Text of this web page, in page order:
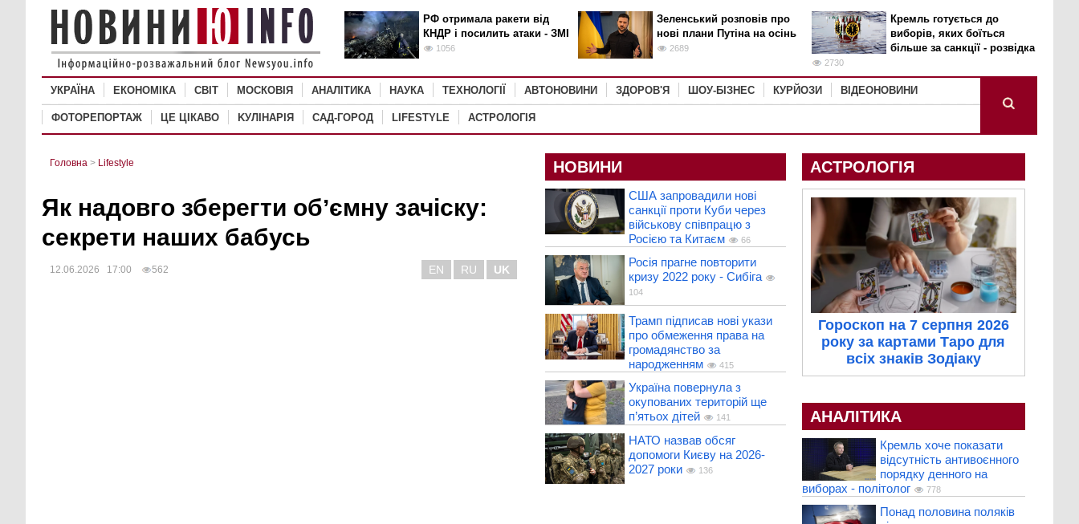
РФ отримала ракети від
КНДР і посилить атаки - ЗМІ
1056
Зеленський розповів про
нові плани Путіна на осінь
2689
Кремль готується до
виборів, яких боїться
більше за санкції - розвідка
2730
УКРАЇНА ЕКОНОМІКА СВІТ MОСКОВІЯ АНАЛІТИКА НАУКА ТЕХНОЛОГІЇ АВТОНОВИНИ ЗДОРОВ'Я ШОУ-БІЗНЕС КУРЙОЗИ ВІДЕОНОВИНИ
ФОТОРЕПОРТАЖ ЦЕ ЦІКАВО KУЛІНАРІЯ САД-ГОРОД LIFESTYLE АСТРОЛОГІЯ
Головна > Lifestyle
Як надовго зберегти обʼємну зачіску:
секрети наших бабусь
12.06.2026 17:00 562 EN RU UK
НОВИНИ
США запровадили нові
санкції проти Куби через
військову співпрацю з
Росією та Китаєм
66
Росія прагне повторити
кризу 2022 року - Сибіга
104
Трамп підписав нові укази
про обмеження права на
громадянство за
народженням
415
Україна повернула з
окупованих територій ще
п’ятьох дітей
141
НАТО назвав обсяг
допомоги Києву на 2026-
2027 роки
136
АСТРОЛОГІЯ
Гороскоп на 7 серпня 2026
року за картами Таро для
всіх знаків Зодіаку
АНАЛІТИКА
Кремль хоче показати
відсутність антивоєнного
порядку денного на
виборах - політолог
778
Понад половина поляків